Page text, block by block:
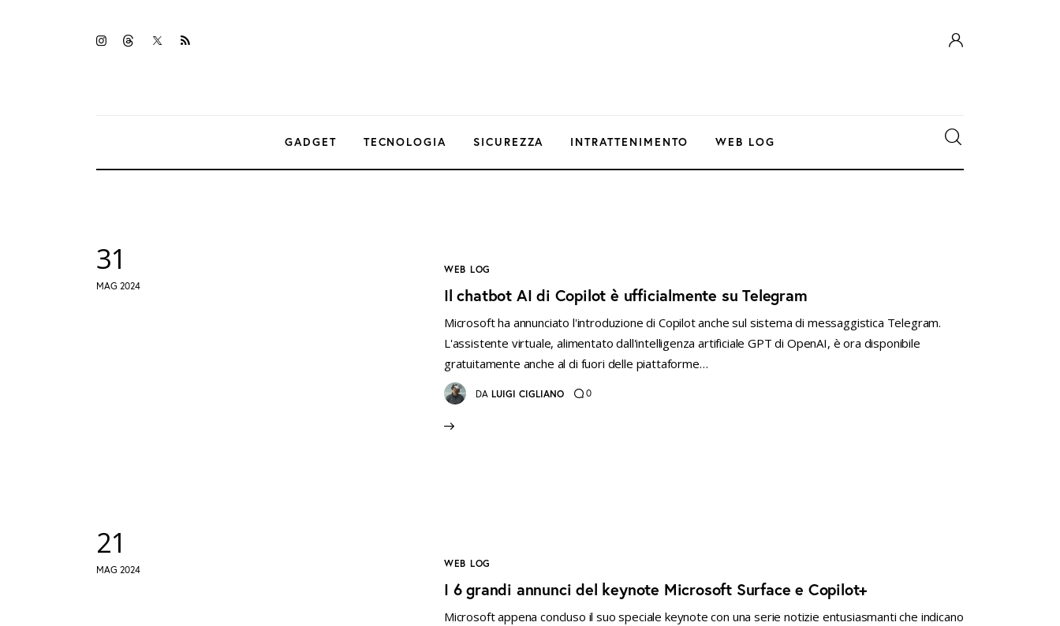
instagramm
threadstwitter-
rss
GADGET TECNOLOGIA SICUREZZA INTRATTENIMENTO WEB LOG
31
MAG 2024
WEB LOG
Il chatbot AI di Copilot è ufficialmente su Telegram
Microsoft ha annunciato l'introduzione di Copilot anche sul sistema di messaggistica Telegram.
L'assistente virtuale, alimentato dall'intelligenza artificiale GPT di OpenAI, è ora disponibile
gratuitamente anche al di fuori delle piattaforme…
DA LUIGI CIGLIANO 0
21
MAG 2024
WEB LOG
I 6 grandi annunci del keynote Microsoft Surface e Copilot+
Microsoft appena concluso il suo speciale keynote con una serie notizie entusiasmanti che indicano